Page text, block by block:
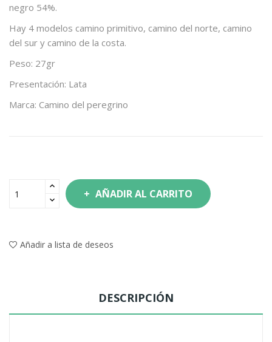
negro 54%.
Hay 4 modelos camino primitivo, camino del norte, camino
del sur y camino de la costa.
Peso: 27gr
Presentación: Lata
Marca: Camino del peregrino
AÑADIR AL CARRITO
Añadir a lista de deseos
DESCRIPCIÓN